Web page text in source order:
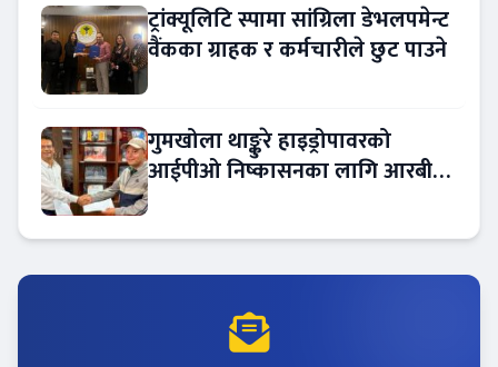
ट्रांक्यूलिटि स्पामा सांग्रिला डेभलपमेन्ट
वैंकका ग्राहक र कर्मचारीले छुट पाउने
गुमखोला थाङ्कुरे हाइड्रोपावरको
आईपीओ निष्कासनका लागि आरबीबी